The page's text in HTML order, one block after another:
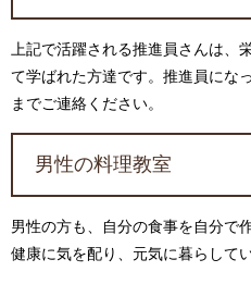
上記で活躍される推進員さんは
て学ばれた方達です。推進員にな
までご連絡ください。
男性の料理教室
男性の方も、自分の食事を自分で
健康に気を配り、元気に暮らして